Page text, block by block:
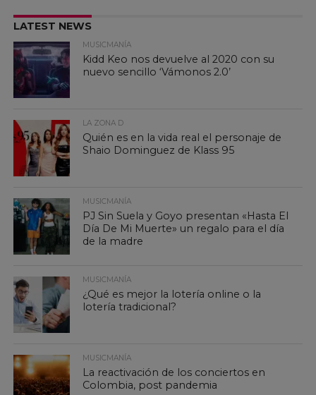
LATEST NEWS
MUSICMANÍA
Kidd Keo nos devuelve al 2020 con su
nuevo sencillo ‘Vámonos 2.0’
LA ZONA D
Quién es en la vida real el personaje de
Shaio Dominguez de Klass 95
MUSICMANÍA
PJ Sin Suela y Goyo presentan «Hasta El
Día De Mi Muerte» un regalo para el día
de la madre
MUSICMANÍA
¿Qué es mejor la lotería online o la
lotería tradicional?
MUSICMANÍA
La reactivación de los conciertos en
Colombia, post pandemia